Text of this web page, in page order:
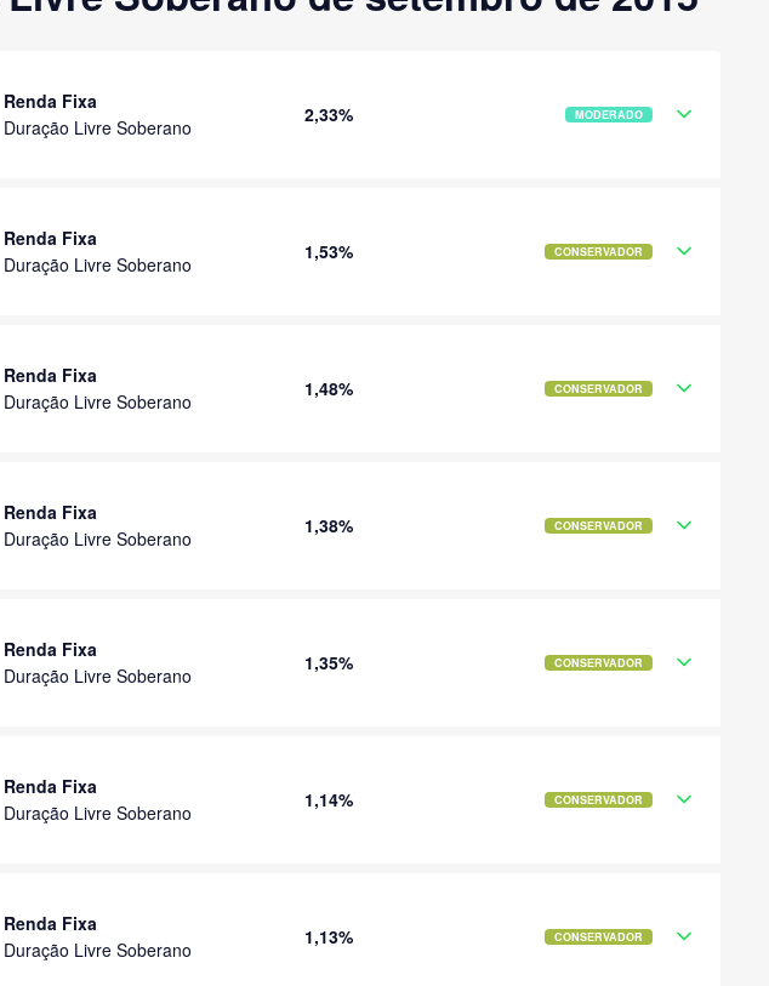
Renda Fixa
Duração Livre Soberano
2,33% MODERADO
Renda Fixa
Duração Livre Soberano
1,53% CONSERVADOR
Renda Fixa
Duração Livre Soberano
1,48% CONSERVADOR
Renda Fixa
Duração Livre Soberano
1,38% CONSERVADOR
Renda Fixa
Duração Livre Soberano
1,35% CONSERVADOR
Renda Fixa
Duração Livre Soberano
1,14% CONSERVADOR
Renda Fixa
Duração Livre Soberano
1,13% CONSERVADOR